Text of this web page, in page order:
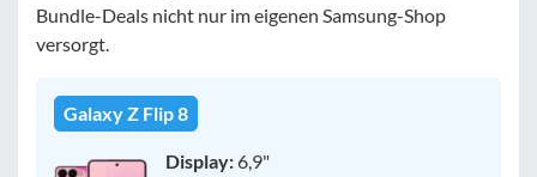
Bundle-Deals nicht nur im eigenen Samsung-Shop
versorgt.
Galaxy Z Flip 8
Display:6,9"